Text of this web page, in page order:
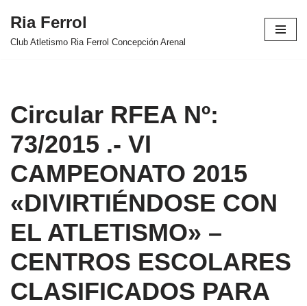
Saltar
Ria Ferrol
Club Atletismo Ria Ferrol Concepción Arenal
Circular RFEA Nº:
73/2015 .- VI
CAMPEONATO 2015
«DIVIRTIÉNDOSE CON
EL ATLETISMO» –
CENTROS ESCOLARES
CLASIFICADOS PARA